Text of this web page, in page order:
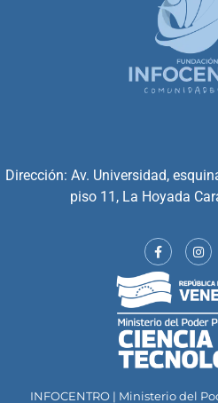
Dirección: Av. Universidad,
piso 11, La Hoyada
INFOCENTRO | Ministerio del